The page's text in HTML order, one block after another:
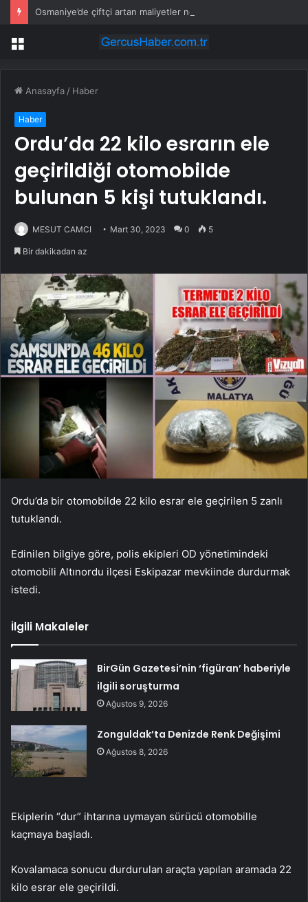
Menü
Anasayfa / Haber
Haber
Ordu’da 22 kilo esrarın ele
geçirildiği otomobilde
bulunan 5 kişi tutuklandı.
MESUT CAMCI Mart 30, 2023 0 5
Bir dakikadan az
Ordu’da bir otomobilde 22 kilo esrar ele geçirilen 5 zanlı
tutuklandı.
Edinilen bilgiye göre, polis ekipleri OD yönetimindeki
otomobili Altınordu ilçesi Eskipazar mevkiinde durdurmak
istedi.
İlgili Makaleler
BirGün Gazetesi’nin ‘figüran’ haberiyle
ilgili soruşturma
Ağustos 9, 2026
Zonguldak’ta Denizde Renk Değişimi
Ağustos 8, 2026
Ekiplerin “dur” ihtarına uymayan sürücü otomobille
kaçmaya başladı.
Kovalamaca sonucu durdurulan araçta yapılan aramada 22
kilo esrar ele geçirildi.